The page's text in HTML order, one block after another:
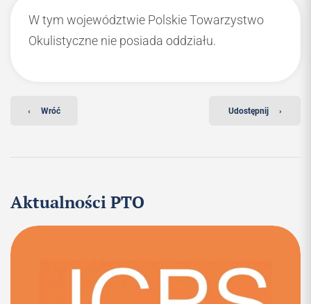
W tym województwie Polskie Towarzystwo
Okulistyczne nie posiada oddziału.
‹ Wróć Udostępnij ›
Aktualności PTO